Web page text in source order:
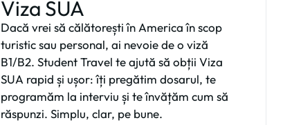
Viza SUA
Dacă vrei să călătorești în America în scop
turistic sau personal, ai nevoie de o viză
B1/B2. Student Travel te ajută să obții Viza
SUA rapid și ușor: îți pregătim dosarul, te
programăm la interviu și te învățăm cum să
răspunzi. Simplu, clar, pe bune.